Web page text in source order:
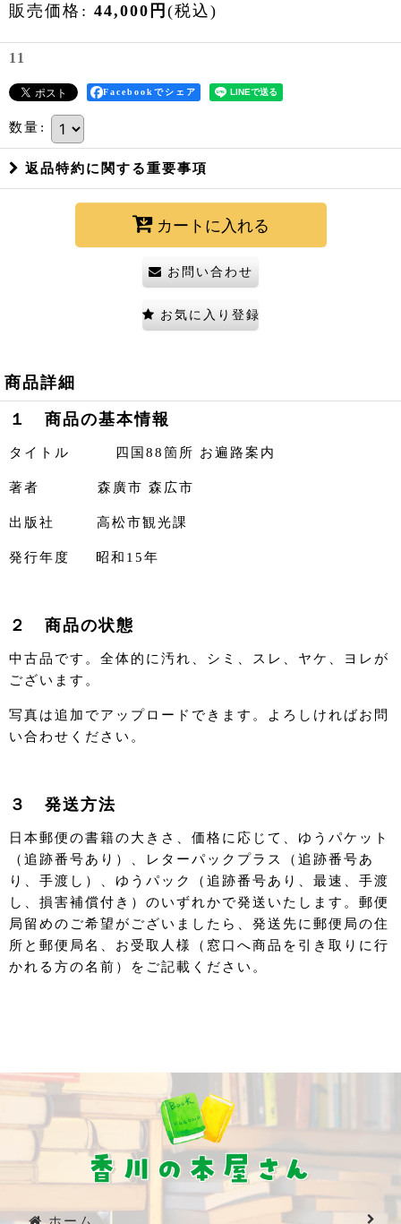
販売価格 : 44,000 円 (税込)
11
Facebookでシェア
数量 :
返品特約に関する重要事項
カートに入れる
お問い合わせ
お気に入り登録
商品詳細
１ 商品の基本情報
タイトル 四国88箇所 お遍路案内
著者 森廣市 森広市
出版社 高松市観光課
発行年度 昭和15年
２ 商品の状態
中古品です。全体的に汚れ、シミ、スレ、ヤケ、ヨレが
ございます。
写真は追加でアップロードできます。よろしければお問
い合わせください。
３ 発送方法
日本郵便の書籍の大きさ、価格に応じて、ゆうパケット
（追跡番号あり）、レターパックプラス（追跡番号あ
り、手渡し）、ゆうパック（追跡番号あり、最速、手渡
し、損害補償付き）のいずれかで発送いたします。郵便
局留めのご希望がございましたら、発送先に郵便局の住
所と郵便局名、お受取人様（窓口へ商品を引き取りに行
かれる方の名前）をご記載ください。